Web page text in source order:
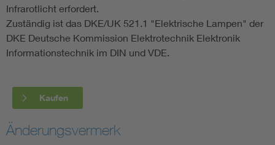
Infrarotlicht erfordert.
Zuständig ist das DKE/UK 521.1 "Elektrische Lampen" der
DKE Deutsche Kommission Elektrotechnik Elektronik
Informationstechnik im DIN und VDE.
Kaufen
Änderungsvermerk